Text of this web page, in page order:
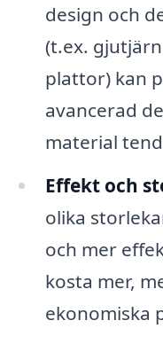
design och
(t.ex.
plattor) kan
avancerad
material
Effekt och
olika
och mer
kosta mer,
ekonomiska